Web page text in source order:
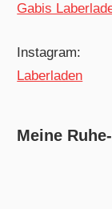
Gabis
Instagram:
Laberladen
Meine